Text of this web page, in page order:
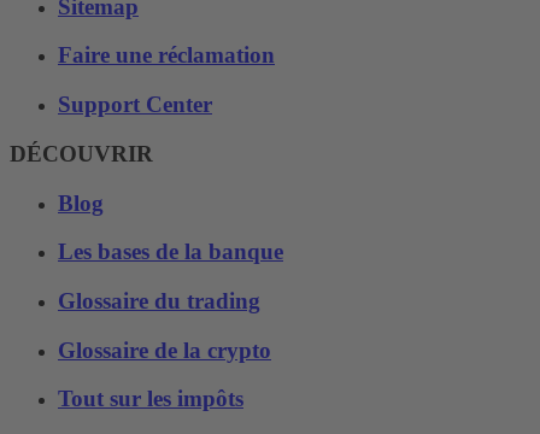
Sitemap
Faire une réclamation
Support Center
DÉCOUVRIR
Blog
Les bases de la banque
Glossaire du trading
Glossaire de la crypto
Tout sur les impôts